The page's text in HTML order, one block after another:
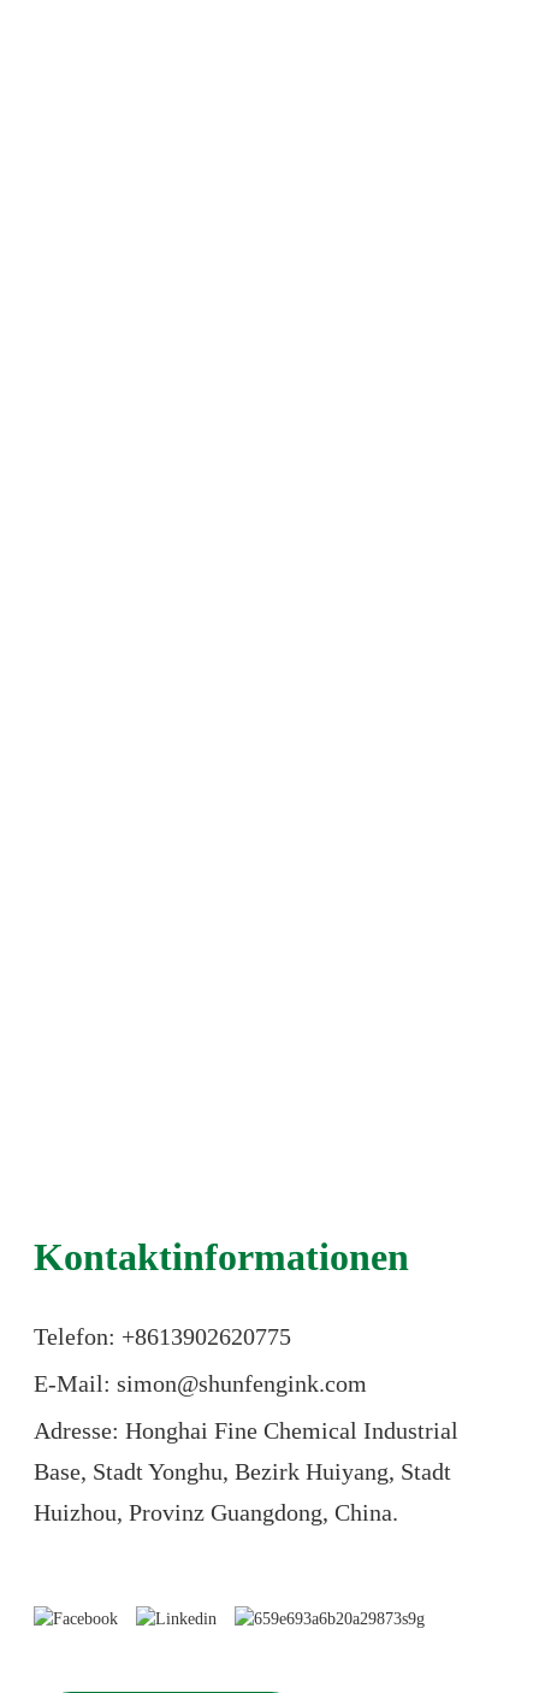
Kontaktinformationen
Telefon: +8613902620775
E-Mail: simon@shunfengink.com
Adresse: Honghai Fine Chemical Industrial
Base, Stadt Yonghu, Bezirk Huiyang, Stadt
Huizhou, Provinz Guangdong, China.